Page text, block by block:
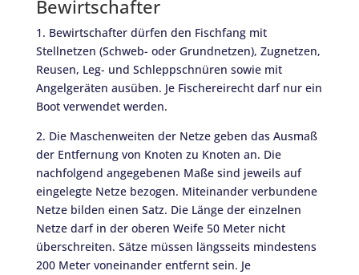
Bewirtschafter
1. Bewirtschafter dürfen den Fischfang mit
Stellnetzen (Schweb- oder Grundnetzen), Zugnetzen,
Reusen, Leg- und Schleppschnüren sowie mit
Angelgeräten ausüben. Je Fischereirecht darf nur ein
Boot verwendet werden.
2. Die Maschenweiten der Netze geben das Ausmaß
der Entfernung von Knoten zu Knoten an. Die
nachfolgend angegebenen Maße sind jeweils auf
eingelegte Netze bezogen. Miteinander verbundene
Netze bilden einen Satz. Die Länge der einzelnen
Netze darf in der oberen Weife 50 Meter nicht
überschreiten. Sätze müssen längsseits mindestens
200 Meter voneinander entfernt sein. Je